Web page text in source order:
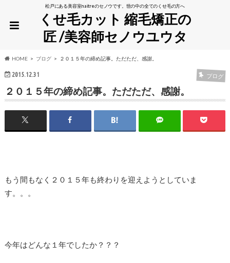
松戸にある美容室naitreのセノウです。世の中の全てのくせ毛の方へ
くせ毛カット 縮毛矯正の
匠 /美容師セノウユウタ
HOME ブログ ２０１５年の締め記事。ただただ、感謝。
2015.12.31 ブログ
２０１５年の締め記事。ただただ、感謝。
もう間もなく２０１５年も終わりを迎えようとしていま
す。。。
今年はどんな１年でしたか？？？